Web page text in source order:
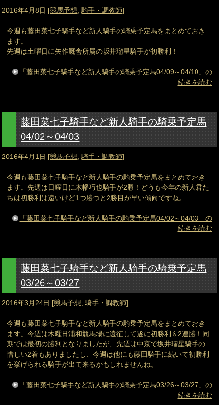
2016年4月8日 [競馬予想 ,騎手・調教師]
今週も藤田菜七子騎手など新人騎手の騎乗予定馬をまとめておき
ます。
先週は土曜日に矢作厩舎所属の坂井瑠星騎手が初勝利！
「藤田菜七子騎手など新人騎手の騎乗予定馬04/09～04/10」の
続きを読む
藤田菜七子騎手など新人騎手の騎乗予定馬
04/02～04/03
2016年4月1日 [競馬予想 ,騎手・調教師]
今週も藤田菜七子騎手など新人騎手の騎乗予定馬をまとめておき
ます。先週は日曜日に木幡巧也騎手が2勝！どうも今年の新人君た
ちは初勝利は遠いけど1つ勝つと2勝目が早い傾向ですね。
「藤田菜七子騎手など新人騎手の騎乗予定馬04/02～04/03」の
続きを読む
藤田菜七子騎手など新人騎手の騎乗予定馬
03/26～03/27
2016年3月24日 [競馬予想 ,騎手・調教師]
今週も藤田菜七子騎手など新人騎手の騎乗予定馬をまとめておき
ます。今週は木曜日浦和競馬場に遠征して遂に初勝利＆2連勝！同
期では最初の勝利となりましたが、先週は中京で坂井瑠星騎手の
惜しい2着もありましたし、今週は他にも藤田騎手に続いて初勝利
を挙げられる騎手が出て来るかもしれませんね。
「藤田菜七子騎手など新人騎手の騎乗予定馬03/26～03/27」の
続きを読む